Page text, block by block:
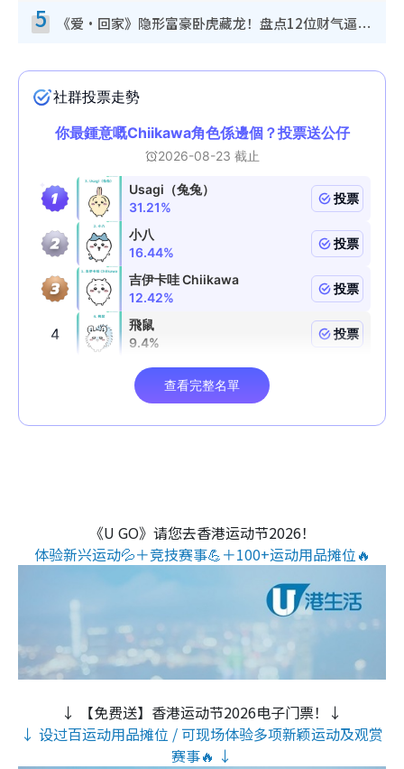
5 《爱·回家》隐形富豪卧虎藏龙！盘点12位财气逼人的有钱艺人：这位美女3亿身家不愁做
《U GO》请您去香港运动节2026！
体验新兴运动💦＋竞技赛事💪＋100+运动用品摊位🔥
↓ 【免费送】香港运动节2026电子门票！↓
↓ 设过百运动用品摊位 / 可现场体验多项新颖运动及观赏
赛事🔥 ↓